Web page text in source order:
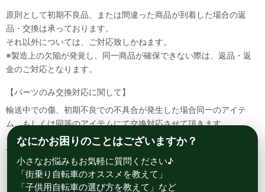
原則として初期不良品、または間違った商品が到着した場合の返
品・交換は承っております。
それ以外については、ご対応致しかねます。
※製造上の欠陥が発覚し、同一商品が確保できない際は、返品・返
金のご対応となります。
【パーツのみ交換対応に関して】
輸送中での傷、初期不良での不具合が発生した場合同一のアイテ
ム、もしくは同等のアイテムにて交換対応させて頂きます。
その場合該当部品を着払いにて返送して頂く必要が御座いますので
予めご了承ください。
なにかお困りのことはございますか？
小さなお悩みもお気軽に質問ください♪
「街乗り自転車のオススメを教えて」
「子供用自転車の選び方を教えて」など